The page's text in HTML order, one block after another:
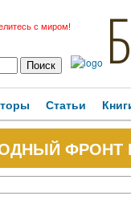
с миром!
Статьи
ФРОНТ